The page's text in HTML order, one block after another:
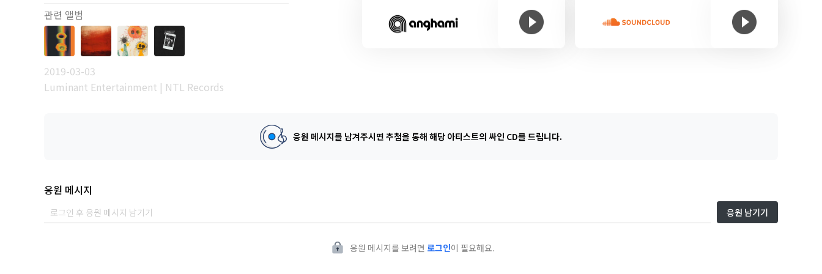
관련 앨범
2019-03-03
Luminant Entertainment | NTL Records
응원 메시지를 남겨주시면 추첨을 통해 해당 아티스트의 싸인 CD를 드립니다.
응원 메시지
응원 남기기
응원 메시지를 보려면 로그인이 필요해요.